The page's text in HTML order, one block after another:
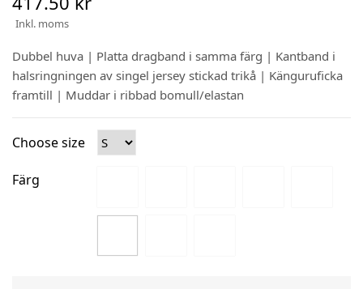
Inkl. moms
Dubbel huva | Platta dragband i samma färg | Kantband i
halsringningen av singel jersey stickad trikå | Känguruficka
framtill | Muddar i ribbad bomull/elastan
Choose size
Färg